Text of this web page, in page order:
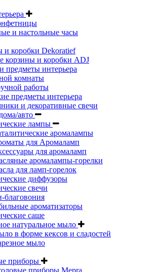
и настольные часы
и коробки Dekoratief
корзины и коробки ADJ
предметы интерьера
комнаты
работы
предметы интерьера
и декоративные свечи
авто
лампы
аромалампы
для Аромаламп
для аромаламп
аромалампы-горелки
для ламп-горелок
диффузоры
свечи
благовония
ароматизаторы
саше
натуральное мыло
в форме кексов и сладостей
мыло
приборы